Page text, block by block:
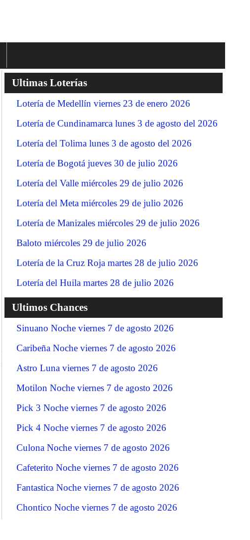
Ultimas Loterías
Lotería de Medellín viernes 23 de enero 2026
Lotería de Cundinamarca lunes 3 de agosto del 2026
Lotería del Tolima lunes 3 de agosto del 2026
Lotería de Bogotá jueves 30 de julio 2026
Lotería del Valle miércoles 29 de julio 2026
Lotería del Meta miércoles 29 de julio 2026
Lotería de Manizales miércoles 29 de julio 2026
Baloto miércoles 29 de julio 2026
Lotería de la Cruz Roja martes 28 de julio 2026
Lotería del Huila martes 28 de julio 2026
Ultimos Chances
Sinuano Noche viernes 7 de agosto 2026
Caribeña Noche viernes 7 de agosto 2026
Astro Luna viernes 7 de agosto 2026
Motilon Noche viernes 7 de agosto 2026
Pick 3 Noche viernes 7 de agosto 2026
Pick 4 Noche viernes 7 de agosto 2026
Culona Noche viernes 7 de agosto 2026
Cafeterito Noche viernes 7 de agosto 2026
Fantastica Noche viernes 7 de agosto 2026
Chontico Noche viernes 7 de agosto 2026